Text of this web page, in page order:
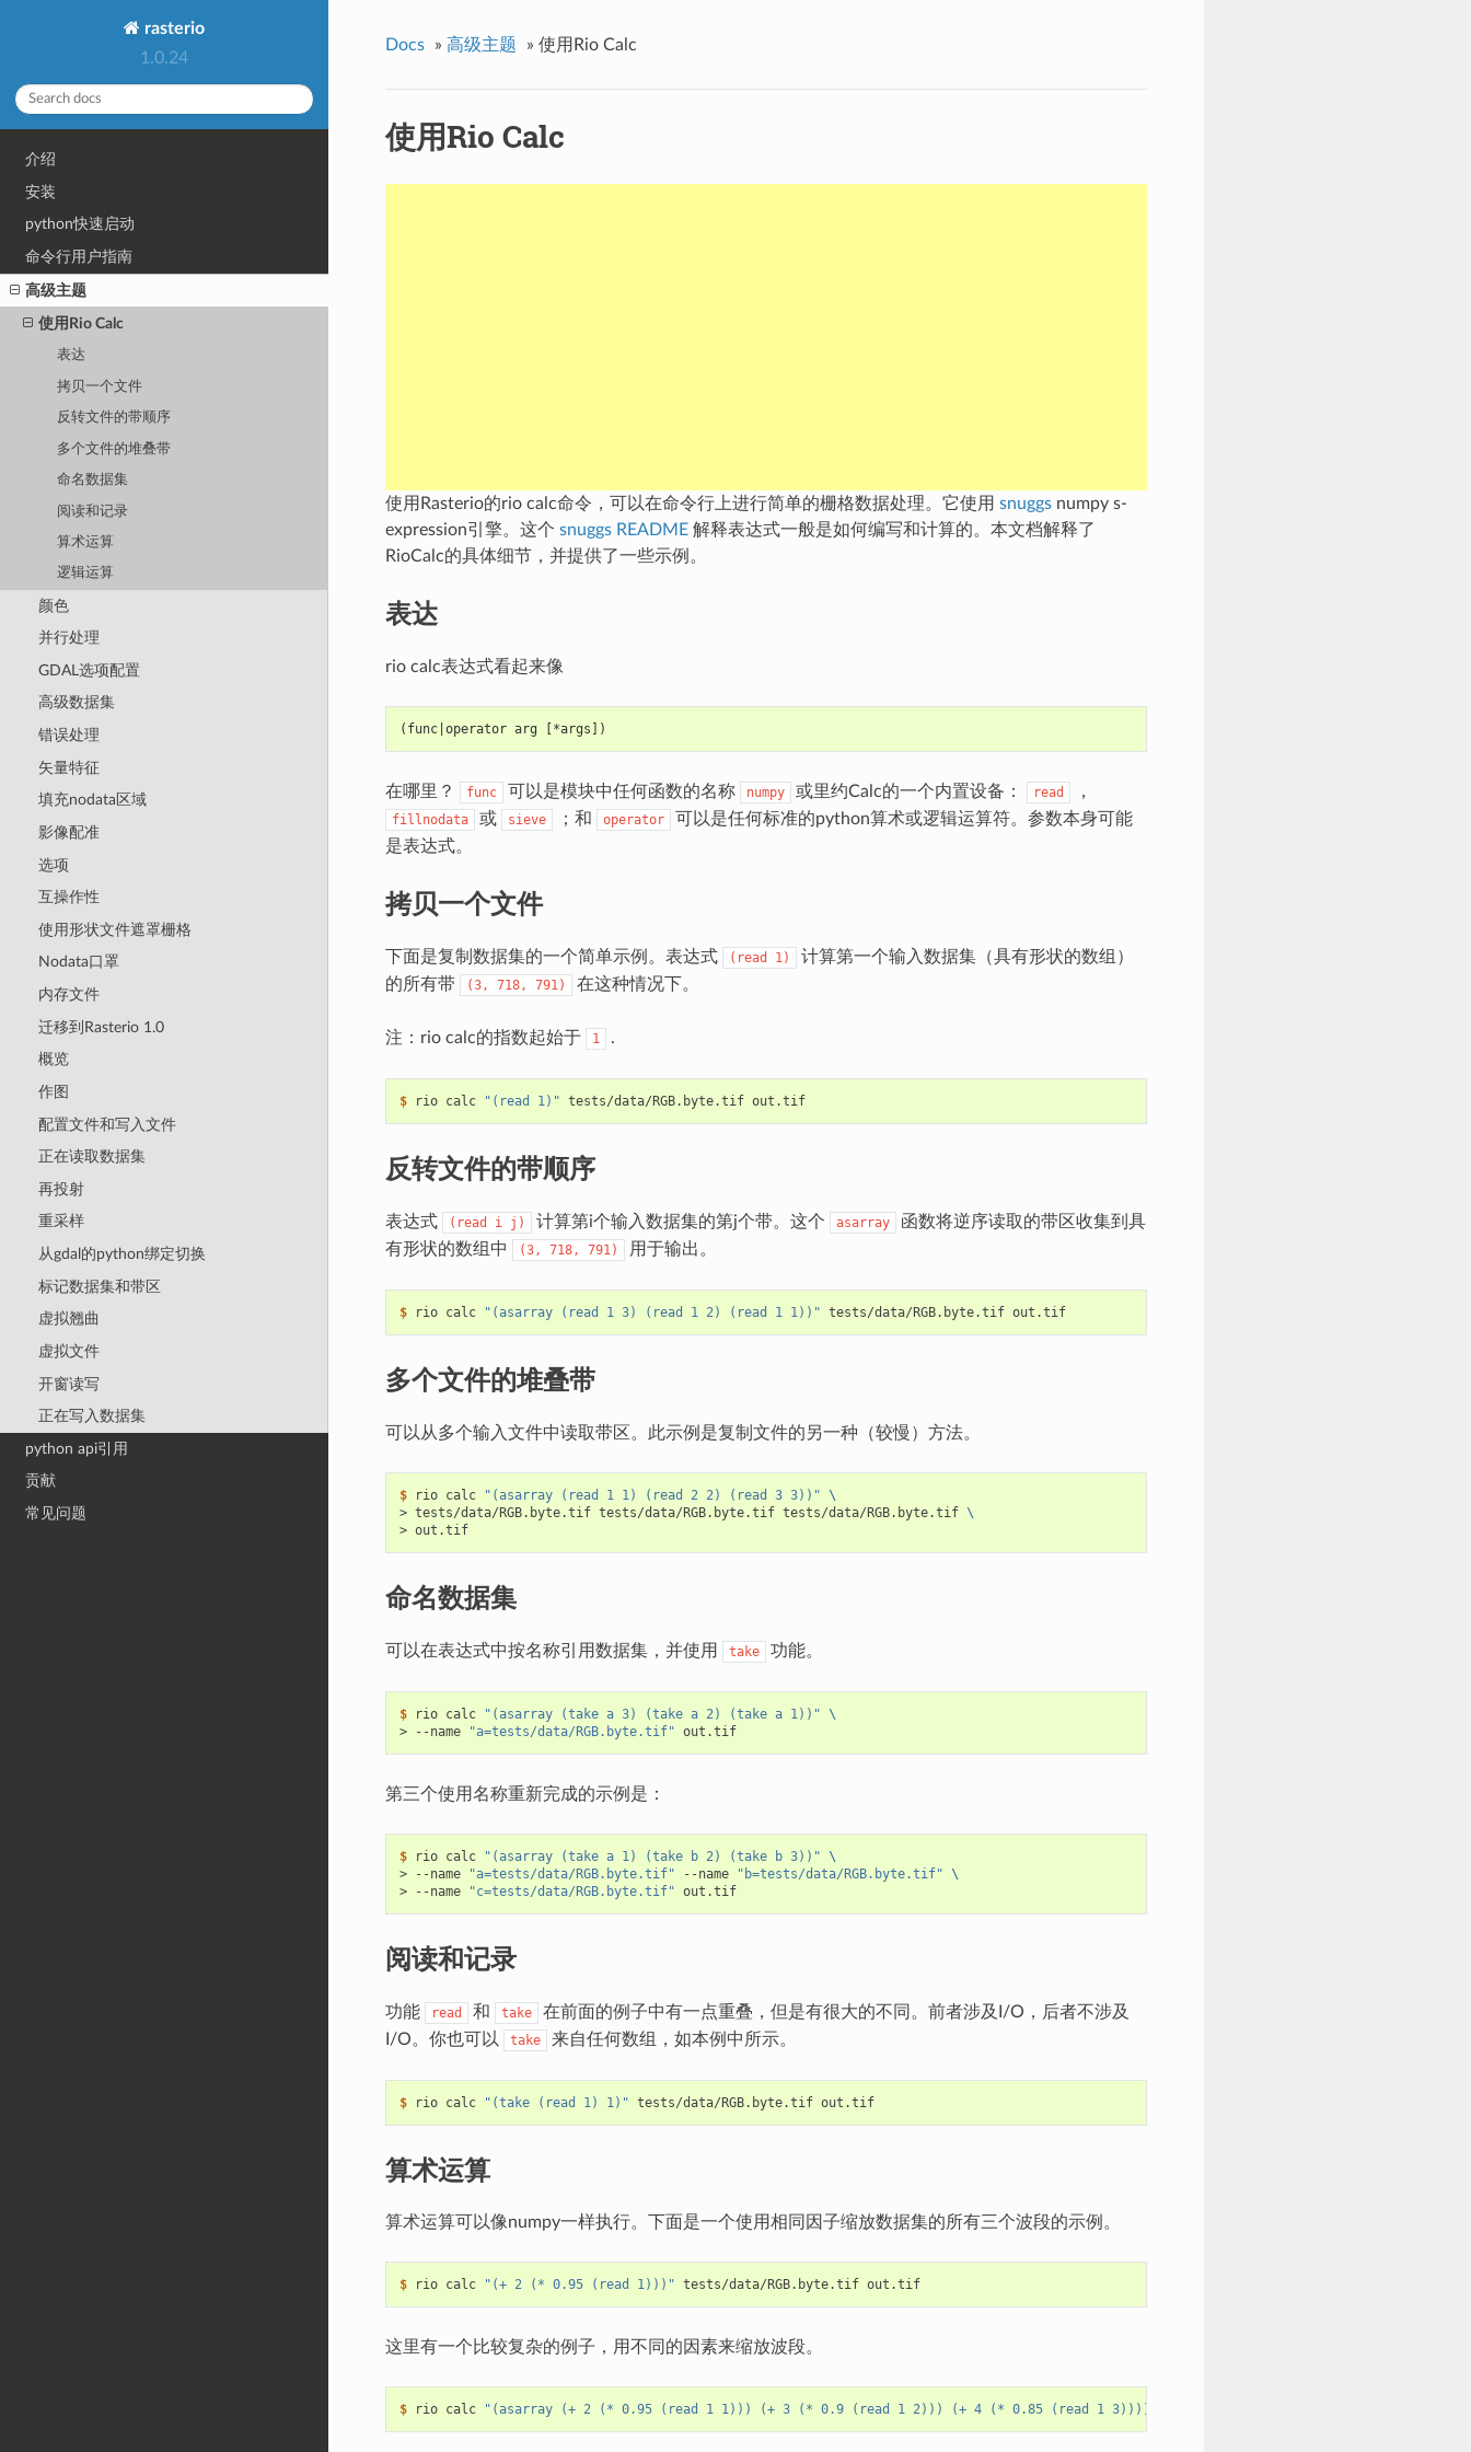
rasterio
1.0.24
介绍
安装
python快速启动
命令行用户指南
高级主题
使用Rio Calc
表达
拷贝一个文件
反转文件的带顺序
多个文件的堆叠带
命名数据集
阅读和记录
算术运算
逻辑运算
颜色
并行处理
GDAL选项配置
高级数据集
错误处理
矢量特征
填充nodata区域
影像配准
选项
互操作性
使用形状文件遮罩栅格
Nodata口罩
内存文件
迁移到Rasterio 1.0
概览
作图
配置文件和写入文件
正在读取数据集
再投射
重采样
从gdal的python绑定切换
标记数据集和带区
虚拟翘曲
虚拟文件
开窗读写
正在写入数据集
python api引用
贡献
常见问题
Docs » 高级主题 » 使用Rio Calc
使用Rio Calc
使用Rasterio的rio calc命令，可以在命令行上进行简单的栅格数据处理。它使用 snuggsnumpy s-
expression引擎。这个 snuggs README解释表达式一般是如何编写和计算的。本文档解释了
RioCalc的具体细节，并提供了一些示例。
表达
rio calc表达式看起来像
(func|operator arg [*args])
在哪里？ func 可以是模块中任何函数的名称 numpy 或里约Calc的一个内置设备： read ，
fillnodata 或 sieve ；和 operator
可以是任何标准的python算术或逻辑运算符。参数本身可能
是表达式。
拷贝一个文件
下面是复制数据集的一个简单示例。表达式 (read 1)
计算第一个输入数据集（具有形状的数组）
的所有带
(3, 718, 791) 在这种情况下。
注：rio calc的指数起始于 1 .
$ rio calc "(read 1)" tests/data/RGB.byte.tif out.tif
反转文件的带顺序
表达式 (read i j) 计算第i个输入数据集的第j个带。这个 asarray
函数将逆序读取的带区收集到具
有形状的数组中
(3, 718, 791) 用于输出。
$ rio calc "(asarray (read 1 3) (read 1 2) (read 1 1))" tests/data/RGB.byte.tif out.tif
多个文件的堆叠带
可以从多个输入文件中读取带区。此示例是复制文件的另一种（较慢）方法。
$ rio calc "(asarray (read 1 1) (read 2 2) (read 3 3))"
\
> tests/data/RGB.byte.tif tests/data/RGB.byte.tif tests/data/RGB.byte.tif \
> out.tif
命名数据集
可以在表达式中按名称引用数据集，并使用 take 功能。
$ rio calc "(asarray (take a 3) (take a 2) (take a 1))"
\
> --name
"a=tests/data/RGB.byte.tif" out.tif
第三个使用名称重新完成的示例是：
$ rio calc "(asarray (take a 1) (take b 2) (take b 3))"
\
> --name
"a=tests/data/RGB.byte.tif" --name "b=tests/data/RGB.byte.tif"
\
> --name
"c=tests/data/RGB.byte.tif" out.tif
阅读和记录
功能 read 和 take
在前面的例子中有一点重叠，但是有很大的不同。前者涉及I/O，后者不涉及
I/O。你也可以
take 来自任何数组，如本例中所示。
$ rio calc "(take (read 1) 1)" tests/data/RGB.byte.tif out.tif
算术运算
算术运算可以像numpy一样执行。下面是一个使用相同因子缩放数据集的所有三个波段的示例。
$ rio calc "(+ 2 (* 0.95 (read 1)))" tests/data/RGB.byte.tif out.tif
这里有一个比较复杂的例子，用不同的因素来缩放波段。
$ rio calc "(asarray (+ 2 (* 0.95 (read 1 1))) (+ 3 (* 0.9 (read 1 2))) (+ 4 (* 0.85 (read 1 3))))"